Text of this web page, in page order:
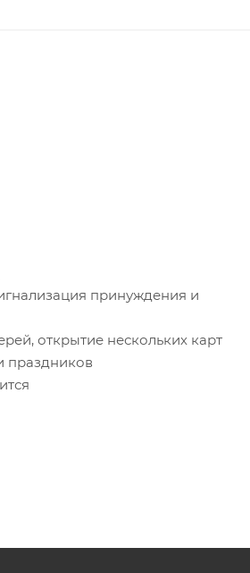
принуждения и
открытие нескольких карт
праздников